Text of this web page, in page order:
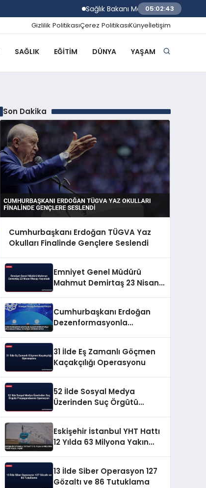
Sağlık Bakanı Memişoğlu Trabzon
05:02:44
Gizlilik PolitikasıÇerez PolitikasıKünyeİletişim
SAĞLIK EĞITIM DÜNYA YAŞAM
Son Dakika
Cumhurbaşkanı Erdoğan TÜGVA Yaz
Okulları Finalinde Gençlere Seslendi
Emniyet Genel Müdürü
Mahmut Demirtaş 23 Nisan
Cumhurbaşkanı Erdoğan
Dezenformasyonla
31 İlde Eş Zamanlı Göçmen
Kaçakçılığı Operasyonu
52 İlde Sosyal Medya
Üzerinden Suç Örgütü
Eskişehir İstanbul YHT Hattı
12 Yılda 63 Milyona Yakın
13 İlde Siber Operasyon 127
Gözaltı ve 86 Tutuklama